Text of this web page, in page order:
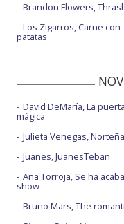
Brandon Flowers,
Los Zigarros, Carne con
patatas
David DeMaría, La puerta
mágica
Julieta Venegas, Norteña
Juanes, JuanesTeban
Ana Torroja, Se ha
show
Bruno Mars, The